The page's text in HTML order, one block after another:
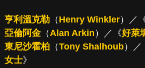
亨利溫克勒（ Henry Winkler）／
亞倫阿金（Alan Arkin ）／《好萊
東尼沙霍柏（Tony Shalhoub）／
女士》